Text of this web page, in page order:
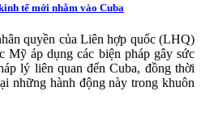
tế mới nhằm vào Cuba
quyền của Liên hợp quốc (LHQ)
Mỹ áp dụng các biện pháp gây sức
lý liên quan đến Cuba, đồng thời
những hành động này trong khuôn